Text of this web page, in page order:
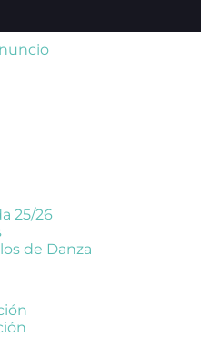
25/26
de Danza